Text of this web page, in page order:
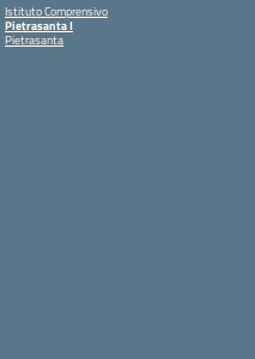
Istituto Comprensivo
Pietrasanta I
Pietrasanta